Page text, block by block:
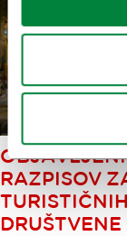
RAZPISOV